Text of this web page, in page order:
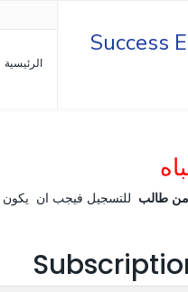
الرئيسية
من طالب للتسجيل فيجب ان يكون